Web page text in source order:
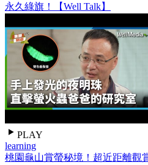
永久綠旗！【Well Talk】
PLAY
learning
桃園龜山賞螢秘境！超近距離觀